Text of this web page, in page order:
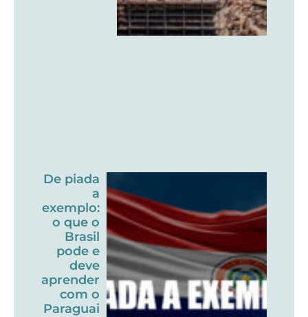
De piada
a
exemplo:
o que o
Brasil
pode e
deve
aprender
com o
Paraguai